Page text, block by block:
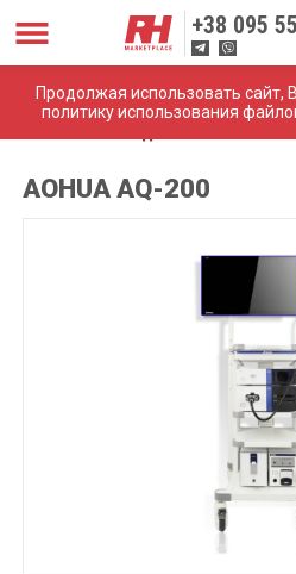
Продолжая использовать сайт,
политику использования
+38 095
AOHUA AQ-200